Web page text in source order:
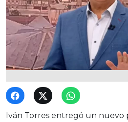
Iván Torres entregó un